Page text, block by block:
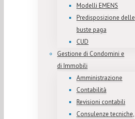
Modelli EMENS
Predisposizione delle
buste paga
CUD
Gestione di Condomini e
di Immobili
Amministrazione
Contabilità
Revisioni contabili
Consulenze tecniche,